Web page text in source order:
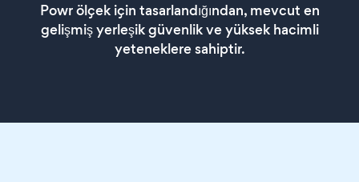
Powr ölçek için tasarlandığından, mevcut en
gelişmiş yerleşik güvenlik ve yüksek hacimli
yeteneklere sahiptir.